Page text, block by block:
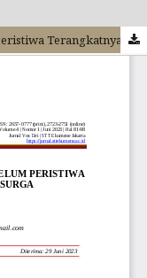
Signifikansi Deklarasi Kuasa Sebelum Peristiwa Terangkatnya Yesus Ke Surga